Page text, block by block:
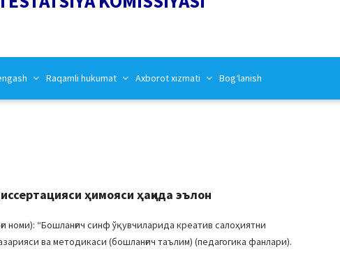
Raqamli hukumat Axborot xizmati Bog‘lanish
ҳимояси ҳақида эълон
“Бошланғич синф ўқувчиларида креатив салоҳиятни
ва методикаси (бошланғич таълим) (педагогика фанлари).